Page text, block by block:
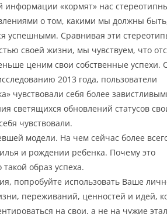
информации «кормят» нас
о том, какими мы должны
успешными. Сравнивая эти
своей жизни, мы чувствуем, что
ценим свои собственные успехи.
2013 года, пользователи
чувствовали себя более
светящихся обновлений статусов
чувствовали.
модели. На чем сейчас более
и рождении ребенка. Почему это
образ успеха.
попробуйте использовать Ваше
переживаний, ценностей и идей,
на свои, а не на чужие